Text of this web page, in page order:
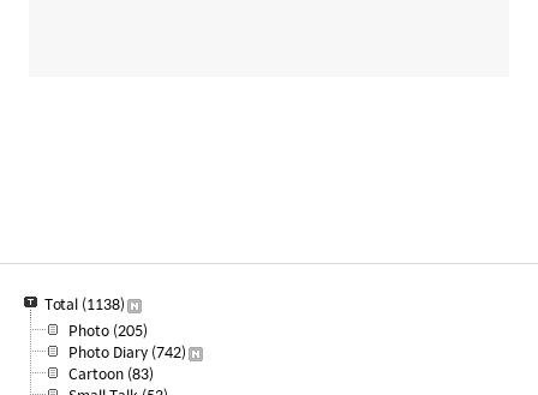
Total (1138)
Photo (205)
Photo Diary (742)
Cartoon (83)